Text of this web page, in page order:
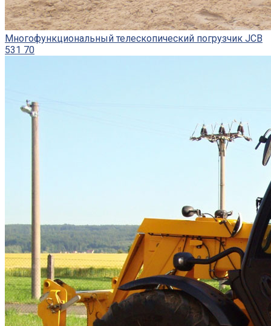
Многофункциональный телескопический погрузчик JCB
531 70